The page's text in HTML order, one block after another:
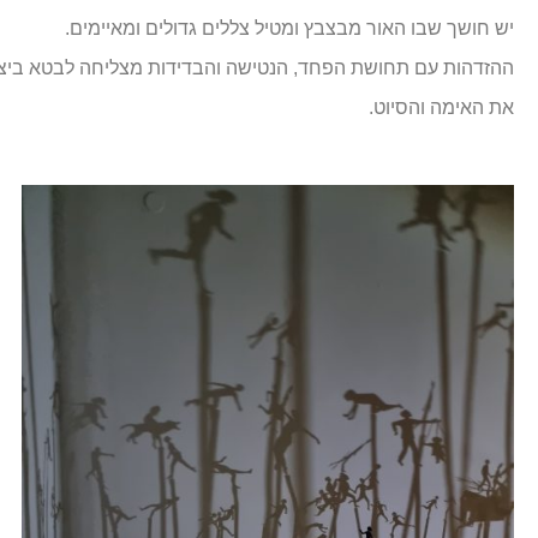
יש חושך שבו האור מבצבץ ומטיל צללים גדולים ומאיימים.
ההזדהות עם תחושת הפחד, הנטישה והבדידות מצליחה לבטא
את האימה והסיוט.